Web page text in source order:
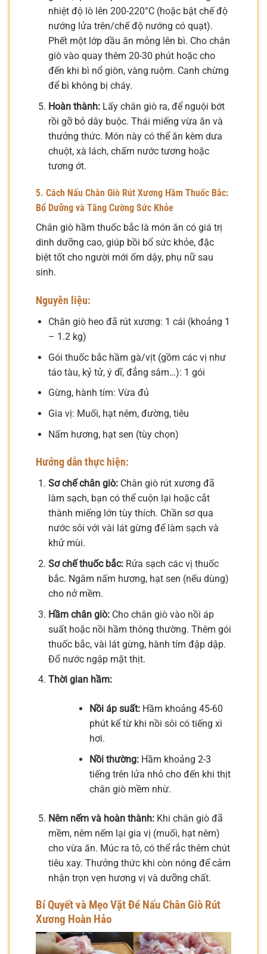
nhiệt độ lò lên 200-220°C (hoặc bật chế độ
nướng lửa trên/chế độ nướng có quạt).
Phết một lớp dầu ăn mỏng lên bì. Cho chân
giò vào quay thêm 20-30 phút hoặc cho
đến khi bì nổ giòn, vàng ruộm. Canh chừng
để bì không bị cháy.
Hoàn thành:Lấy chân giò ra, để nguội bớt
rồi gỡ bỏ dây buộc. Thái miếng vừa ăn và
thưởng thức. Món này có thể ăn kèm dưa
chuột, xà lách, chấm nước tương hoặc
tương ớt.
5. Cách Nấu Chân Giò Rút Xương Hầm Thuốc Bắc:
Bổ Dưỡng và Tăng Cường Sức Khỏe
Chân giò hầm thuốc bắc là món ăn có giá trị
dinh dưỡng cao, giúp bồi bổ sức khỏe, đặc
biệt tốt cho người mới ốm dậy, phụ nữ sau
sinh.
Nguyên liệu:
Chân giò heo đã rút xương: 1 cái (khoảng 1
– 1.2 kg)
Gói thuốc bắc hầm gà/vịt (gồm các vị như
táo tàu, kỷ tử, ý dĩ, đẳng sâm…): 1 gói
Gừng, hành tím: Vừa đủ
Gia vị: Muối, hạt nêm, đường, tiêu
Nấm hương, hạt sen (tùy chọn)
Hướng dẫn thực hiện:
Sơ chế chân giò:Chân giò rút xương đã
làm sạch, bạn có thể cuộn lại hoặc cắt
thành miếng lớn tùy thích. Chần sơ qua
nước sôi với vài lát gừng để làm sạch và
khử mùi.
Sơ chế thuốc bắc:Rửa sạch các vị thuốc
bắc. Ngâm nấm hương, hạt sen (nếu dùng)
cho nở mềm.
Hầm chân giò:Cho chân giò vào nồi áp
suất hoặc nồi hầm thông thường. Thêm gói
thuốc bắc, vài lát gừng, hành tím đập dập.
Đổ nước ngập mặt thịt.
Thời gian hầm:
Nồi áp suất:Hầm khoảng 45-60
phút kể từ khi nồi sôi có tiếng xì
hơi.
Nồi thường:Hầm khoảng 2-3
tiếng trên lửa nhỏ cho đến khi thịt
chân giò mềm nhừ.
Nêm nếm và hoàn thành:Khi chân giò đã
mềm, nêm nếm lại gia vị (muối, hạt nêm)
cho vừa ăn. Múc ra tô, có thể rắc thêm chút
tiêu xay. Thưởng thức khi còn nóng để cảm
nhận trọn vẹn hương vị và dưỡng chất.
Bí Quyết và Mẹo Vặt Để Nấu Chân Giò Rút
Xương Hoàn Hảo